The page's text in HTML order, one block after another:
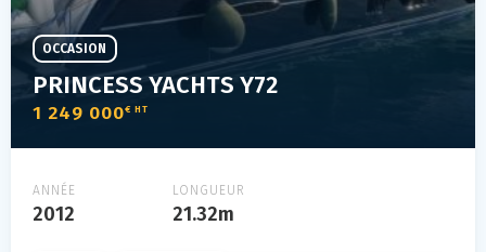
PRINCESS YACHTS Y72
1 249 000€ HT
OCCASION
ANNÉE
2012
LONGUEUR
21.32m